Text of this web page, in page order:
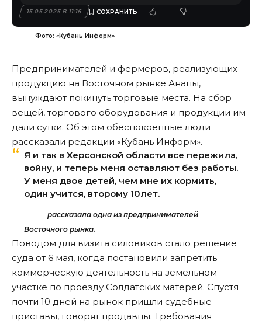
15.05.2025 В 11:16
Фото: «Кубань Информ»
Предпринимателей и фермеров, реализующих
продукцию на Восточном рынке Анапы,
вынуждают покинуть торговые места. На сбор
вещей, торгового оборудования и продукции им
дали сутки. Об этом обеспокоенные люди
рассказали редакции «Кубань Информ».
Я и так в Херсонской области все пережила,
войну, и теперь меня оставляют без работы.
У меня двое детей, чем мне их кормить,
один учится, второму 10лет.
рассказала одна из предпринимателей
Восточного рынка.
Поводом для визита силовиков стало решение
суда от 6 мая, когда постановили запретить
коммерческую деятельность на земельном
участке по проезду Солдатских матерей. Спустя
почти 10 дней на рынок пришли судебные
приставы, говорят продавцы. Требования